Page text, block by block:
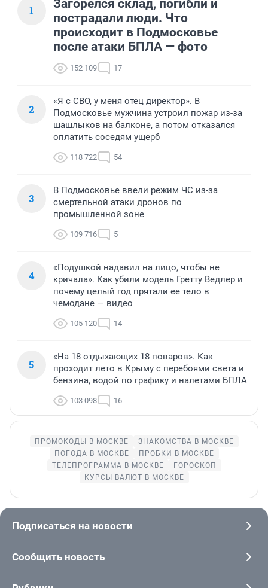
1
Загорелся склад, погибли и
пострадали люди. Что
происходит в Подмосковье
после атаки БПЛА — фото
152 109 17
2
«Я с СВО, у меня отец директор». В
Подмосковье мужчина устроил пожар из-за
шашлыков на балконе, а потом отказался
оплатить соседям ущерб
118 722 54
3
В Подмосковье ввели режим ЧС из-за
смертельной атаки дронов по
промышленной зоне
109 716 5
4
«Подушкой надавил на лицо, чтобы не
кричала». Как убили модель Гретту Ведлер и
почему целый год прятали ее тело в
чемодане — видео
105 120 14
5
«На 18 отдыхающих 18 поваров». Как
проходит лето в Крыму с перебоями света и
бензина, водой по графику и налетами БПЛА
103 098 16
ПРОМОКОДЫ В МОСКВЕ
ЗНАКОМСТВА В МОСКВЕ
ПОГОДА В МОСКВЕ
ПРОБКИ В МОСКВЕ
ТЕЛЕПРОГРАММА В МОСКВЕ
ГОРОСКОП
КУРСЫ ВАЛЮТ В МОСКВЕ
Подписаться на новости
Сообщить новость